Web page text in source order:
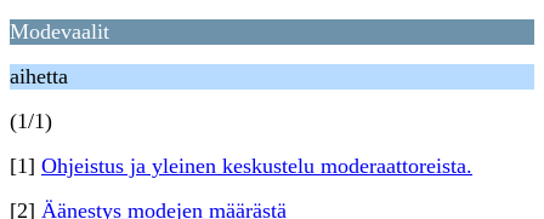
Modevaalit
aihetta
(1/1)
[1] Ohjeistus ja yleinen keskustelu moderaattoreista.
[2] Äänestys modejen määrästä